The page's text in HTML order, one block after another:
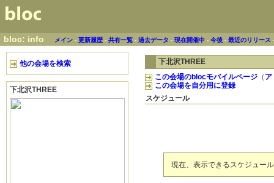
bloc: info メイン -更新履歴 -共有一覧 -過去データ -現在開催中 -今後 -最近のリリース
他の会場を検索
下北沢THREE
下北沢THREE
この会場のblocモバイルページ （ ア
この会場を自分用に登録
スケジュール
現在、表示できるスケジュー